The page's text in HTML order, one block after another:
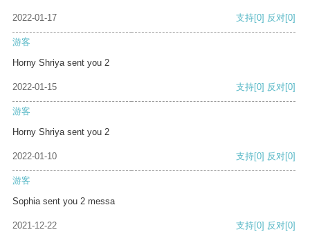
2022-01-17 支持[0] 反对[0]
游客
Horny Shriya sent you 2
2022-01-15 支持[0] 反对[0]
游客
Horny Shriya sent you 2
2022-01-10 支持[0] 反对[0]
游客
Sophia sent you 2 messa
2021-12-22 支持[0] 反对[0]